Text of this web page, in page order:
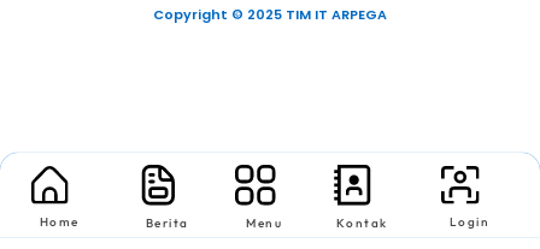
Copyright © 2025 TIM IT ARPEGA
Home Berita Menu Kontak Login